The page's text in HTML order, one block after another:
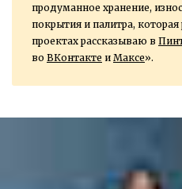
продуманное хранение,
покрытия и палитра, которая
проектах рассказываю в
во ВКонтакте и Максе».